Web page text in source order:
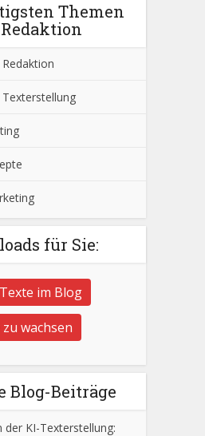
Themen
für Sie:
im Blog
wachsen
Blog-Beiträge
der KI-Texterstellung: